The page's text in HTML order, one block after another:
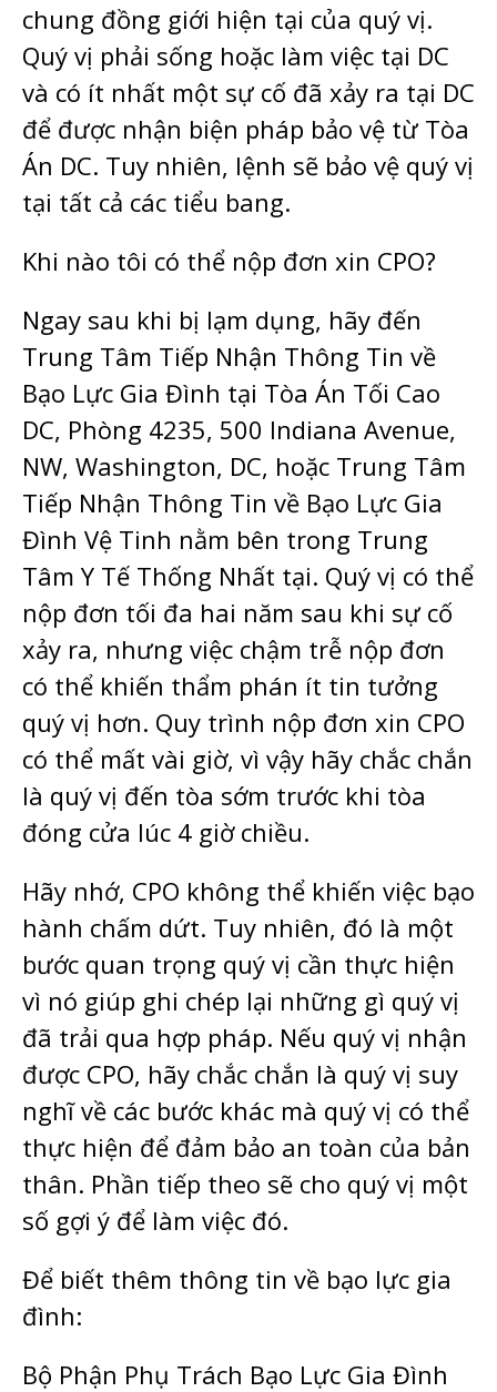
chung đồng giới hiện tại của quý vị.
Quý vị phải sống hoặc làm việc tại DC
và có ít nhất một sự cố đã xảy ra tại DC
để được nhận biện pháp bảo vệ từ Tòa
Án DC. Tuy nhiên, lệnh sẽ bảo vệ quý vị
tại tất cả các tiểu bang.
Khi nào tôi có thể nộp đơn xin CPO?
Ngay sau khi bị lạm dụng, hãy đến
Trung Tâm Tiếp Nhận Thông Tin về
Bạo Lực Gia Đình tại Tòa Án Tối Cao
DC, Phòng 4235, 500 Indiana Avenue,
NW, Washington, DC, hoặc Trung Tâm
Tiếp Nhận Thông Tin về Bạo Lực Gia
Đình Vệ Tinh nằm bên trong Trung
Tâm Y Tế Thống Nhất tại. Quý vị có thể
nộp đơn tối đa hai năm sau khi sự cố
xảy ra, nhưng việc chậm trễ nộp đơn
có thể khiến thẩm phán ít tin tưởng
quý vị hơn. Quy trình nộp đơn xin CPO
có thể mất vài giờ, vì vậy hãy chắc chắn
là quý vị đến tòa sớm trước khi tòa
đóng cửa lúc 4 giờ chiều.
Hãy nhớ, CPO không thể khiến việc bạo
hành chấm dứt. Tuy nhiên, đó là một
bước quan trọng quý vị cần thực hiện
vì nó giúp ghi chép lại những gì quý vị
đã trải qua hợp pháp. Nếu quý vị nhận
được CPO, hãy chắc chắn là quý vị suy
nghĩ về các bước khác mà quý vị có thể
thực hiện để đảm bảo an toàn của bản
thân. Phần tiếp theo sẽ cho quý vị một
số gợi ý để làm việc đó.
Để biết thêm thông tin về bạo lực gia
đình:
Bộ Phận Phụ Trách Bạo Lực Gia Đình